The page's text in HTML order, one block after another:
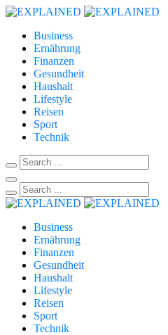
Business
Ernährung
Finanzen
Gesundheit
Haushalt
Lifestyle
Reisen
Sport
Technik
Business
Ernährung
Finanzen
Gesundheit
Haushalt
Lifestyle
Reisen
Sport
Technik